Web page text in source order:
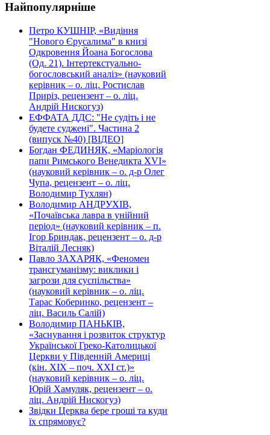
Найпопулярніше
Петро КУШНІР, «Видіння
"Нового Єрусалима" в книзі
Одкровення Йоана Богослова
(Од. 21). Інтертекстуально-
богословський аналіз» (науковий
керівник – о. ліц. Ростислав
Приріз, рецензент – о. ліц.
Андрій Нискогуз)
ЕФФАТА ДДС: "Не судіть і не
будете суджені". Частина 2
(випуск №40) [ВІДЕО]
Богдан ФЕДИНЯК, «Маріологія
папи Римського Венедикта XVI»
(науковий керівник – о. д-р Олег
Чупа, рецензент – о. ліц.
Володимир Тухлян)
Володимир АНДРУХІВ,
«Почаївська лавра в унійний
період» (науковий керівник – п.
Ігор Бриндак, рецензент – о. д-р
Віталій Лесняк)
Павло ЗАХАРЯК, «Феномен
трансгуманізму: виклики і
загрози для суспільства»
(науковий керівник – о. ліц.
Тарас Коберинко, рецензент –
ліц. Василь Салій)
Володимир ПАНЬКІВ,
«Заснування і розвиток структур
Української Греко-Католицької
Церкви у Південній Америці
(кін. ХІХ – поч. ХХІ ст.)»
(науковий керівник – о. ліц.
Юрій Хамуляк, рецензент – о.
ліц. Андрій Нискогуз)
Звідки Церква бере гроші та куди
їх спрямовує?